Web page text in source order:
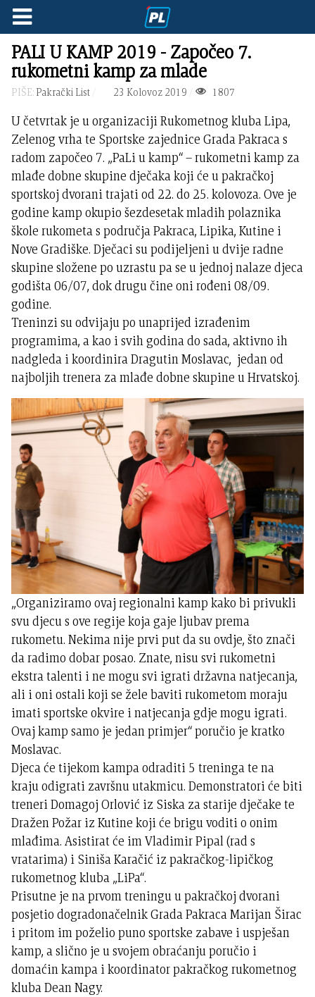
PALI U KAMP 2019 - Započeo 7.
rukometni kamp za mlade
PIŠE: Pakrački List 23 Kolovoz 2019 1807
U četvrtak je u organizaciji Rukometnog kluba Lipa,
Zelenog vrha te Sportske zajednice Grada Pakraca s
radom započeo 7. „PaLi u kamp“ – rukometni kamp za
mlađe dobne skupine dječaka koji će u pakračkoj
sportskoj dvorani trajati od 22. do 25. kolovoza. Ove je
godine kamp okupio šezdesetak mladih polaznika
škole rukometa s područja Pakraca, Lipika, Kutine i
Nove Gradiške. Dječaci su podijeljeni u dvije radne
skupine složene po uzrastu pa se u jednoj nalaze djeca
godišta 06/07, dok drugu čine oni rođeni 08/09.
godine.
Treninzi su odvijaju po unaprijed izrađenim
programima, a kao i svih godina do sada, aktivno ih
nadgleda i koordinira Dragutin Moslavac, jedan od
najboljih trenera za mlađe dobne skupine u Hrvatskoj.
„Organiziramo ovaj regionalni kamp kako bi privukli
svu djecu s ove regije koja gaje ljubav prema
rukometu. Nekima nije prvi put da su ovdje, što znači
da radimo dobar posao. Znate, nisu svi rukometni
ekstra talenti i ne mogu svi igrati državna natjecanja,
ali i oni ostali koji se žele baviti rukometom moraju
imati sportske okvire i natjecanja gdje mogu igrati.
Ovaj kamp samo je jedan primjer“ poručio je kratko
Moslavac.
Djeca će tijekom kampa odraditi 5 treninga te na
kraju odigrati završnu utakmicu. Demonstratori će biti
treneri Domagoj Orlović iz Siska za starije dječake te
Dražen Požar iz Kutine koji će brigu voditi o onim
mlađima. Asistirat će im Vladimir Pipal (rad s
vratarima) i Siniša Karačić iz pakračkog-lipičkog
rukometnog kluba „LiPa“.
Prisutne je na prvom treningu u pakračkoj dvorani
posjetio dogradonačelnik Grada Pakraca Marijan Širac
i pritom im poželio puno sportske zabave i uspješan
kamp, a slično je u svojem obraćanju poručio i
domaćin kampa i koordinator pakračkog rukometnog
kluba Dean Nagy.